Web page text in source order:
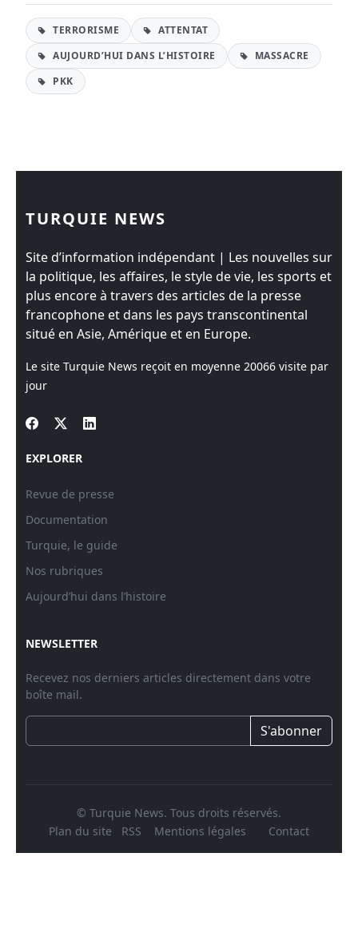
TERRORISME
ATTENTAT
AUJOURD’HUI DANS L’HISTOIRE
MASSACRE
PKK
TURQUIE NEWS
Site d’information indépendant | Les nouvelles sur
la politique, les affaires, le style de vie, les sports et
plus encore à travers des articles de la presse
francophone et dans les pays transcontinental
situé en Asie, Amérique et en Europe.
Le site Turquie News reçoit en moyenne 20066 visite par
jour
EXPLORER
Revue de presse
Documentation
Turquie, le guide
Nos rubriques
Aujourd’hui dans l’histoire
NEWSLETTER
Recevez nos derniers articles directement dans votre
boîte mail.
S'abonner
© Turquie News. Tous droits réservés.
Plan du site
RSS Mentions légales Contact